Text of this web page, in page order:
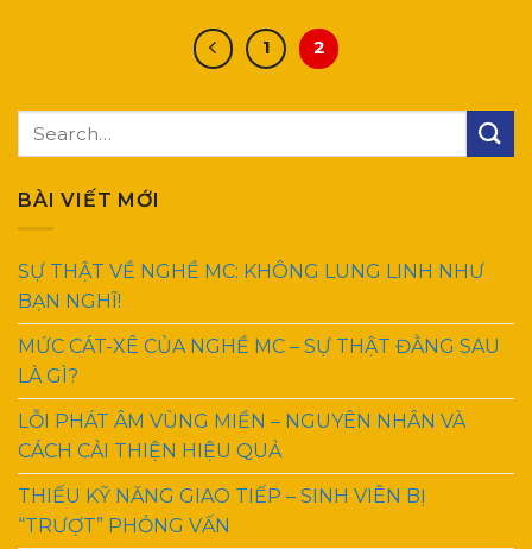
1 2
BÀI VIẾT MỚI
SỰ THẬT VỀ NGHỀ MC: KHÔNG LUNG LINH NHƯ
BẠN NGHĨ!
MỨC CÁT-XÊ CỦA NGHỀ MC – SỰ THẬT ĐẰNG SAU
LÀ GÌ?
LỖI PHÁT ÂM VÙNG MIỀN – NGUYÊN NHÂN VÀ
CÁCH CẢI THIỆN HIỆU QUẢ
THIẾU KỸ NĂNG GIAO TIẾP – SINH VIÊN BỊ
“TRƯỢT” PHỎNG VẤN